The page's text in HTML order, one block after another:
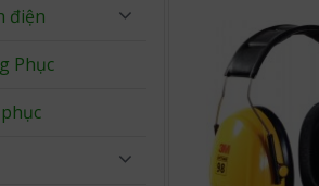
điện
Phục